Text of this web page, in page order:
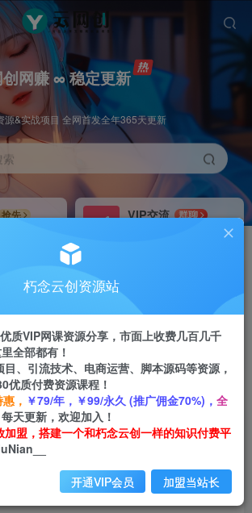
网赚 ∞ 稳定更新
源&实战项目 全网首发全年365天更新
抢先
VIP交流
群聊
研究探讨更多创业项目路子。
广链接
搭建同款网站，自己当老板
APP下载
GO
员免费 正文
目步骤演示，0基础打造自动盈利
】
关注 私信
朽念云创资源站
质VIP网课资源分享，市面上收费几百几千
全部都有！
目、引流技术、电商运营、脚本源码等资源，
优质付费资源课程！
， ￥79/年，￥99/永久 (推广佣金70%)， 全
每天更新，欢迎加入！
加盟，搭建一个和朽念云创一样的知识付费平
开通VIP会员 加盟当站长